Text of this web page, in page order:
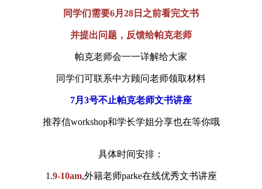
同学们需要6月28日之前看完文书
并提出问题，反馈给帕克老师
帕克老师会一一详解给大家
同学们可联系中方顾问老师领取材料
7月3号不止帕克老师文书讲座
推荐信workshop和学长学姐分享也在等你哦
具体时间安排：
1.9-10am,外籍老师parke在线优秀文书讲座